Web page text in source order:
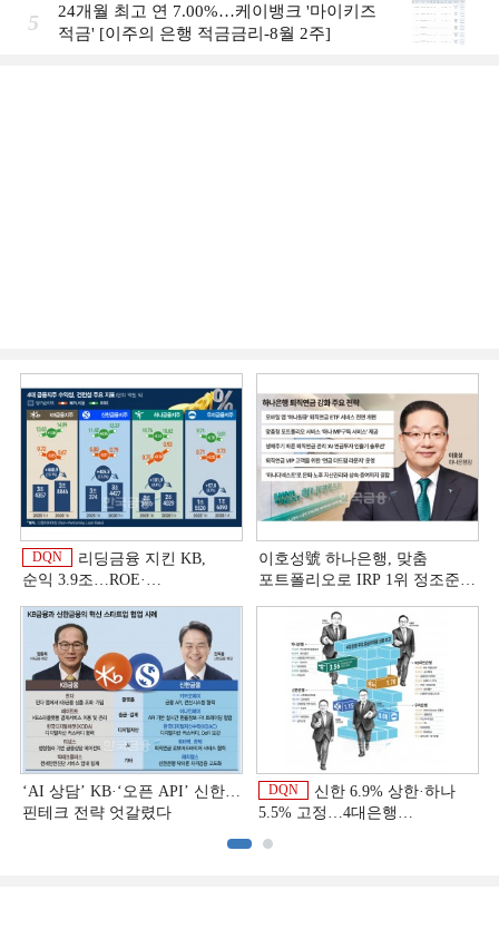
5
24개월 최고 연 7.00%…케이뱅크 '마이키즈
적금' [이주의 은행 적금금리-8월 2주]
DQN
리딩금융 지킨 KB,
순익 3.9조…ROE·
상반기 금융 리그테이블]
이호성號 하나은행, 맞춤
포트폴리오로 IRP 1위 정조준
‘AI 상담’ KB·‘오픈 API’ 신한…
핀테크 전략 엇갈렸다
DQN
신한 6.9% 상한·하나
5.5% 고정…4대은행